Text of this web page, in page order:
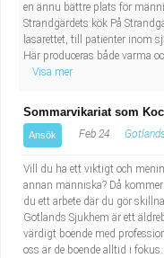
Administrativ
Lärare i
en ännu bättre plats för
Strandgärdets kök På
lasarettet, till patienter inom
Här produceras både varma
Visa mer
Sommarvikariat som
Ansök Feb 24
Vill du ha ett viktigt och
annan människa? Då
du ett arbete där du gör
Gotlands Sjukhem är ett
värdigt boende med
oss är de boende alltid i